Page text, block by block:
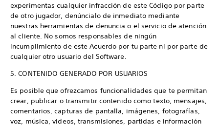
experimentas cualquier infracción de este Código por parte
de otro jugador, denúncialo de inmediato mediante
nuestras herramientas de denuncia o el servicio de atención
al cliente. No somos responsables de ningún
incumplimiento de este Acuerdo por tu parte ni por parte de
cualquier otro usuario del Software.
5. CONTENIDO GENERADO POR USUARIOS
Es posible que ofrezcamos funcionalidades que te permitan
crear, publicar o transmitir contenido como texto, mensajes,
comentarios, capturas de pantalla, imágenes, fotografías,
voz, música, videos, transmisiones, partidas e información